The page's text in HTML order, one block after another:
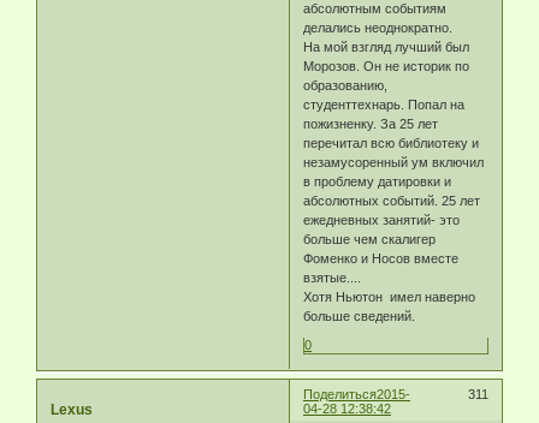
абсолютным событиям
делались неоднократно.
На мой взгляд лучший был
Морозов. Он не историк по
образованию,
студенттехнарь. Попал на
пожизненку. За 25 лет
перечитал всю библиотеку и
незамусоренный ум включил
в проблему датировки и
абсолютных событий. 25 лет
ежедневных занятий- это
больше чем скалигер
Фоменко и Носов вместе
взятые....
Хотя Ньютон имел наверно
больше сведений.
0
Поделиться 311
2015-
04-28 12:38:42
Lexus